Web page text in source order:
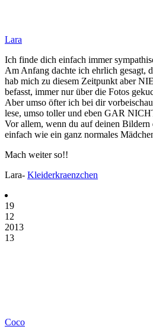
Lara
Ich finde dich einfach immer
Am Anfang dachte ich ehrlich gesagt,
hab mich zu diesem Zeitpunkt aber
befasst, immer nur über die Fotos
Aber umso öfter ich bei dir
lese, umso toller und eben GAR
Vor allem, wenn du auf deinen Bildern
einfach wie ein ganz normales
Mach weiter so!!
Lara- Kleiderkraenzchen
19
12
2013
13
Coco